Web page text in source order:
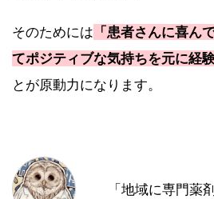
そのためには 「患者さんに喜ん
てポジティブな気持ちを元に経
とが原動力になります。
「地域に専門薬